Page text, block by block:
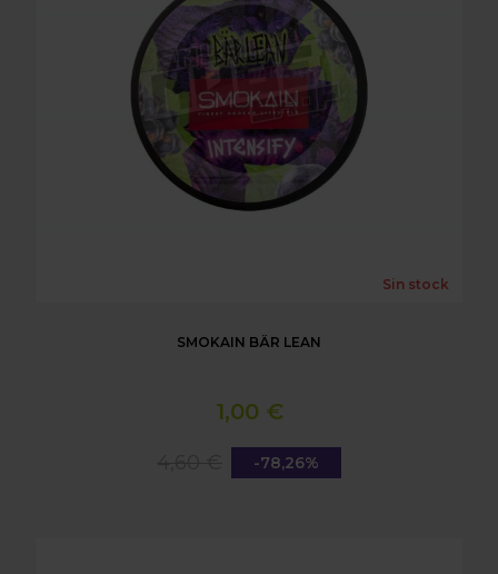
Sin stock
SMOKAIN BÄR LEAN
1,00 €
-78,26%